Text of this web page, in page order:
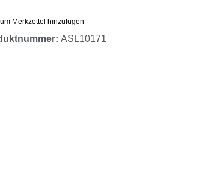
Merkzettel hinzufügen
ASL10171